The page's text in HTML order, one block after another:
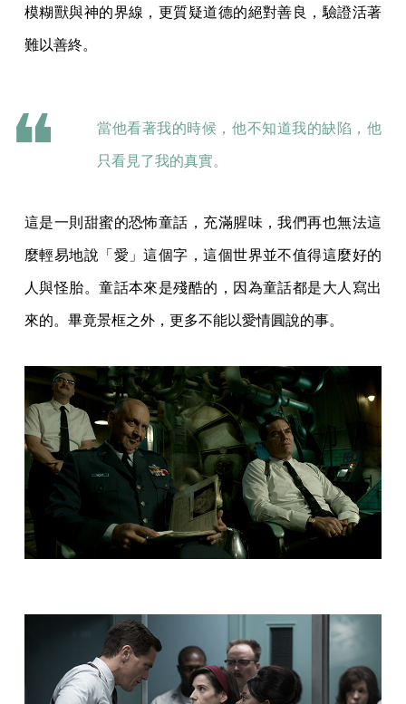
模糊獸與神的界線，更質疑道德的絕對善良，驗證活著
難以善終。
當他看著我的時候，他不知道我的缺陷，他
只看見了我的真實。
這是一則甜蜜的恐怖童話，充滿腥味，我們再也無法這
麼輕易地說「愛」這個字，這個世界並不值得這麼好的
人與怪胎。童話本來是殘酷的，因為童話都是大人寫出
來的。畢竟景框之外，更多不能以愛情圓說的事。